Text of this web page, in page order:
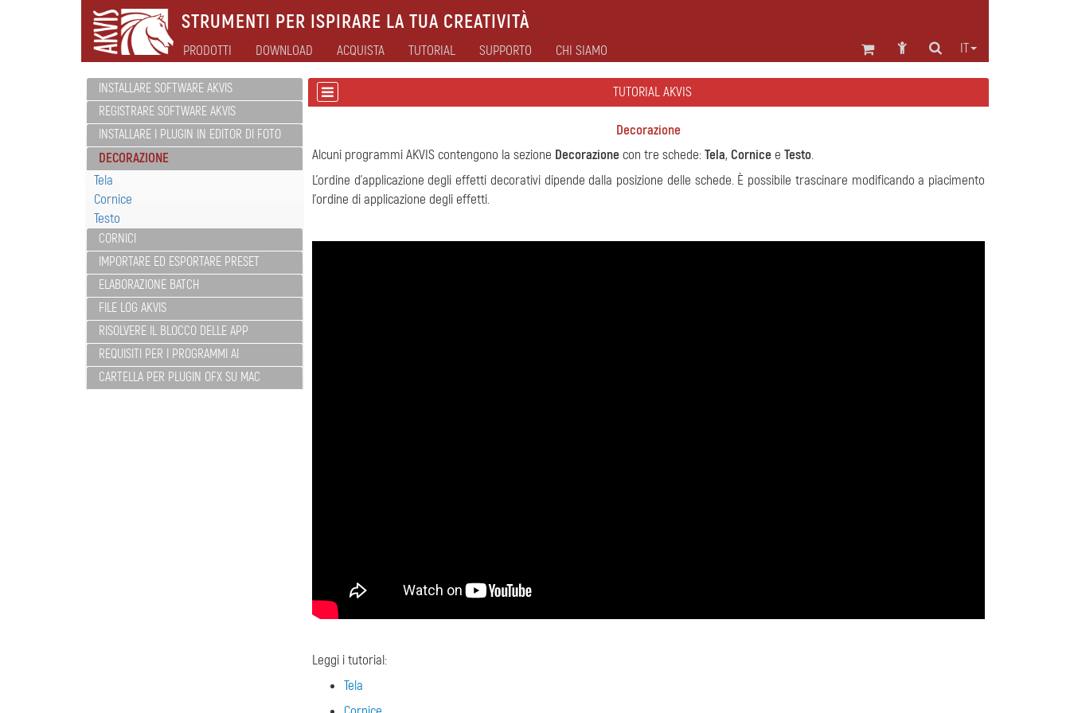
STRUMENTI PER ISPIRARE LA TUA CREATIVITÀ
IT
PRODOTTI DOWNLOAD ACQUISTA TUTORIAL SUPPORTO CHI SIAMO
INSTALLARE SOFTWARE AKVIS
REGISTRARE SOFTWARE AKVIS
INSTALLARE I PLUGIN IN EDITOR DI FOTO
DECORAZIONE
Tela
Cornice
Testo
CORNICI
IMPORTARE ED ESPORTARE PRESET
ELABORAZIONE BATCH
FILE LOG AKVIS
RISOLVERE IL BLOCCO DELLE APP
REQUISITI PER I PROGRAMMI AI
CARTELLA PER PLUGIN OFX SU MAC
TUTORIAL AKVIS
Decorazione
Alcuni programmi AKVIS contengono la sezione Decorazione con tre schede:Tela, Cornice e Testo.
L'ordine d'applicazione degli effetti decorativi dipende dalla posizione delle schede. È possibile trascinare modificando a piacimento
l'ordine di applicazione degli effetti.
Leggi i tutorial:
Tela